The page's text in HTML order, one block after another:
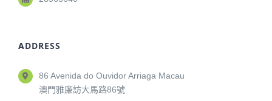
ADDRESS
86 Avenida do Ouvidor Arriaga Macau
澳門雅廉訪大馬路86號